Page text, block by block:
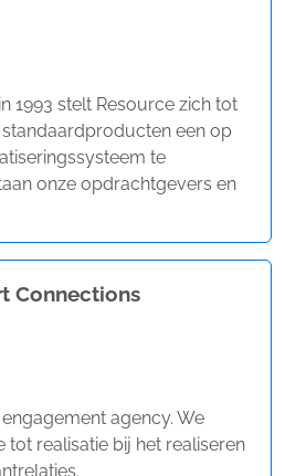
1993 stelt Resource zich tot
een op
te
onze opdrachtgevers en
Connections
agency. We
tot realisatie bij het realiseren